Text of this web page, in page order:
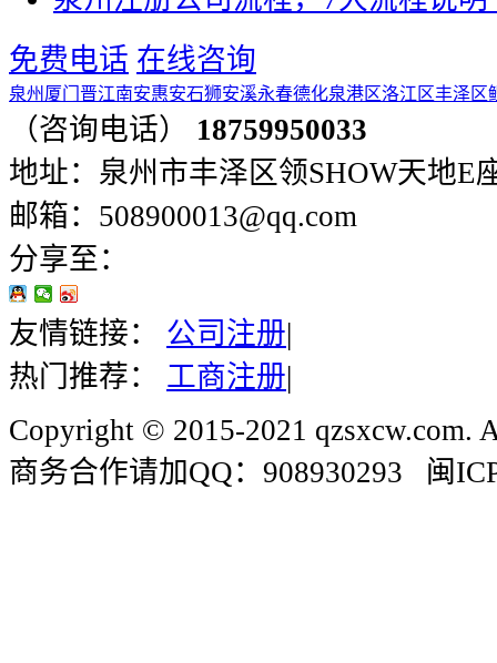
免费电话 在线咨询
泉州 厦门 晋江南安惠安石狮安溪永春德化泉港区洛江区丰泽区
（咨询电话）
18759950033
地址：泉州市丰泽区领SHOW天地E
邮箱：508900013@qq.com
分享至：
友情链接： 公司注册|
热门推荐：
工商注册|
Copyright © 2015-2021 qzsxcw.com.
商务合作请加QQ：908930293 闽